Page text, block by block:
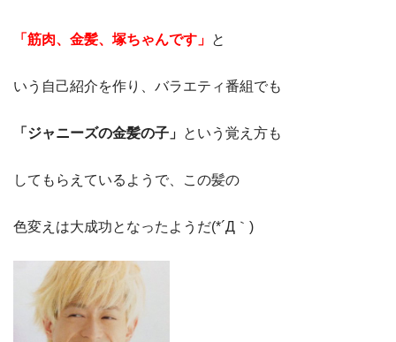
「筋肉、金髪、塚ちゃんです」 と
いう自己紹介を作り、バラエティ番組でも
「ジャニーズの金髪の子」 という覚え方も
してもらえているようで、この髪の
色変えは大成功となったようだ(*´Д｀)